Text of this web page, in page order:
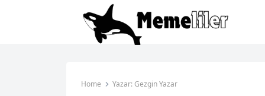
Home Yazar:Gezgin Yazar